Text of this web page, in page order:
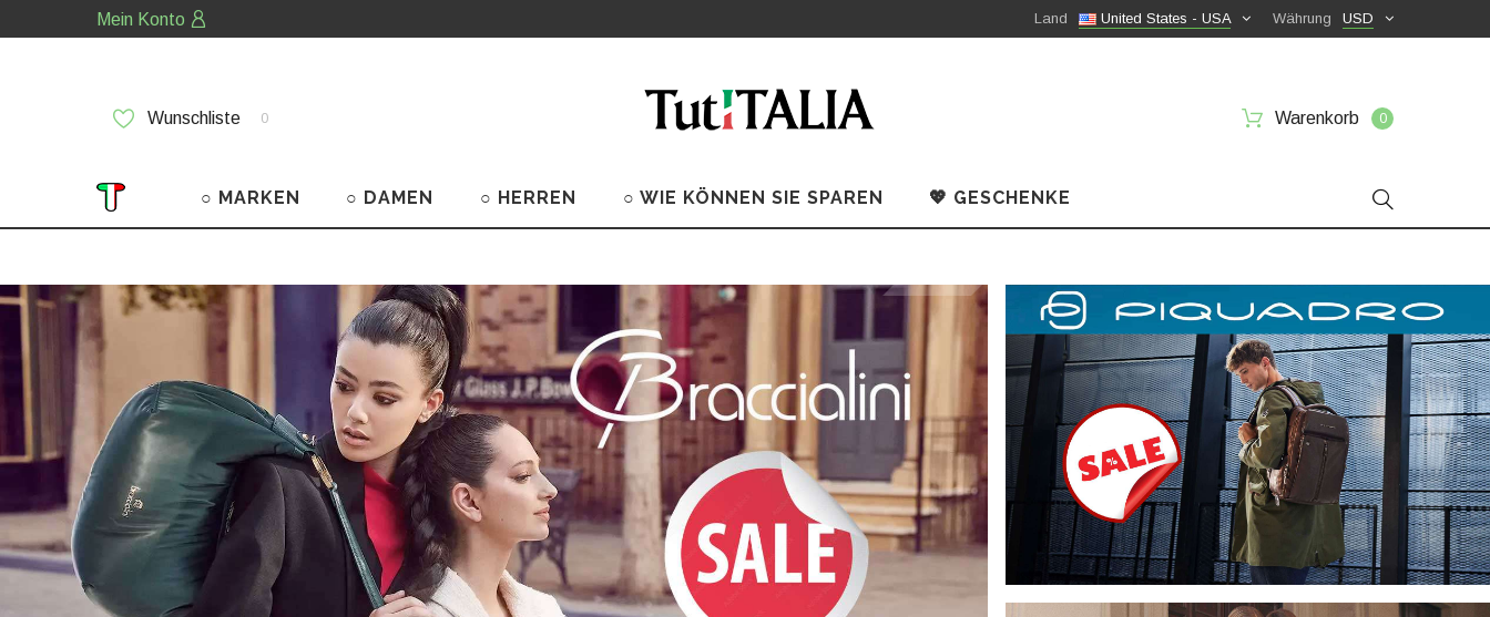
Mein Konto USD
Währung
United States - USA
Land
Wunschliste 0 Warenkorb 0
○ MARKEN ○ DAMEN ○ HERREN ○ WIE KÖNNEN SIE SPAREN 💖 GESCHENKE